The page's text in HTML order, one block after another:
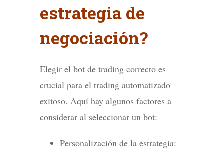
estrategia de
negociación?
Elegir el bot de trading correcto es
crucial para el trading automatizado
exitoso. Aquí hay algunos factores a
considerar al seleccionar un bot:
Personalización de la estrategia: